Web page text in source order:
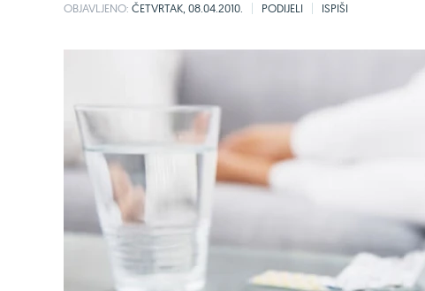
OBJAVLJENO: ČETVRTAK, 08.04.2010. PODIJELI ISPIŠI